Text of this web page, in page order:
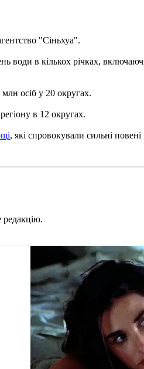
"Сіньхуа".
води в кількох річках,
осіб у 20 округах.
в 12 округах.
, які спровокували сильні
редакцію.